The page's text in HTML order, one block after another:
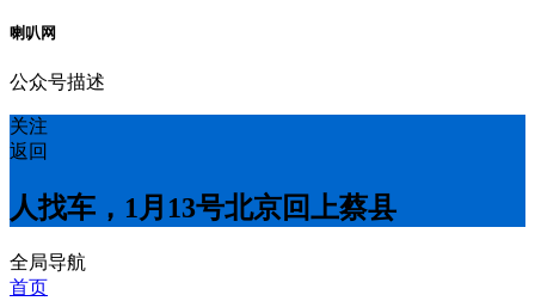
喇叭网
公众号描述
关注
返回
人找车，1月13号北京回上蔡县
全局导航
首页